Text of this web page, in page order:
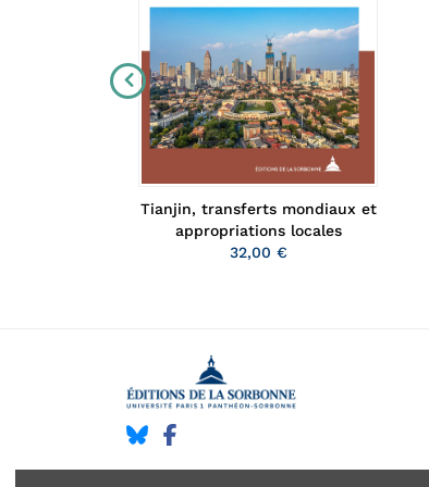
Tianjin, transferts mondiaux et
appropriations locales
32,00 €